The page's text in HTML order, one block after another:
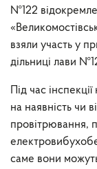
№122
взяли участь у
дільниці лави
Під час
на наявність чи
провітрювання,
саме вони